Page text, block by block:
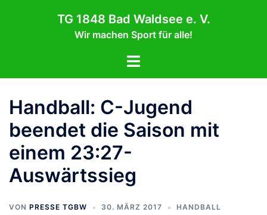
TG 1848 Bad Waldsee e. V.
Wir machen Sport für alle!
Menü
Handball: C-Jugend
beendet die Saison mit
einem 23:27-
Auswärtssieg
VON PRESSE TGBW 30. MÄRZ 2017 HANDBALL